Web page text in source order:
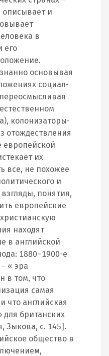
и
в
его
основывая
социал‐
колонизаторы‐
отождествления
европейской
их
все, не похожее
и
понятия,
европейские
находят
в английской
1880–1900‐е
« эра
в том, что
самая
что английская
для британских
Зыкова, с. 145].
общество в